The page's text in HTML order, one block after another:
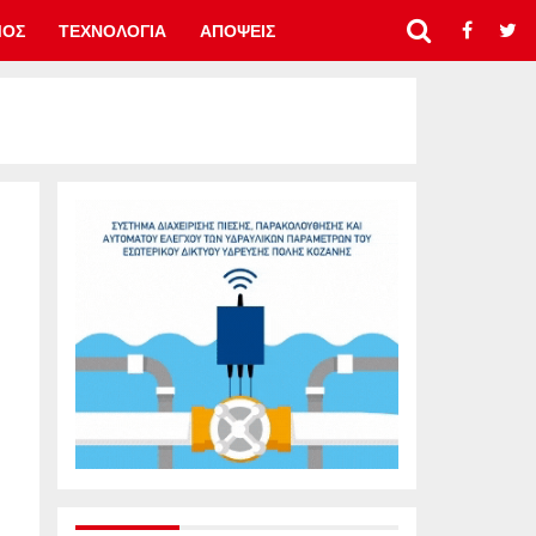
ΤΕΧΝΟΛΟΓΙΑ ΑΠΟΨΕΙΣ